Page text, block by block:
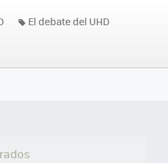
El debate del UHD